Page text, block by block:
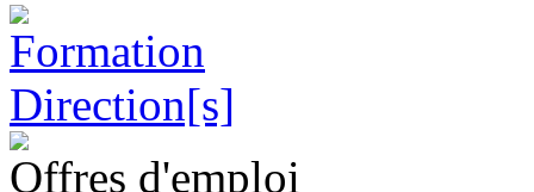
Offres d'emploi